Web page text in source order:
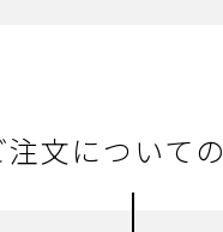
注文について